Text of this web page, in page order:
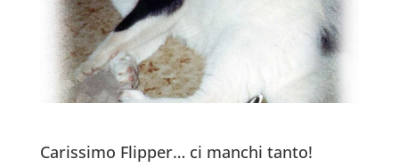
Carissimo Flipper… ci manchi tanto!